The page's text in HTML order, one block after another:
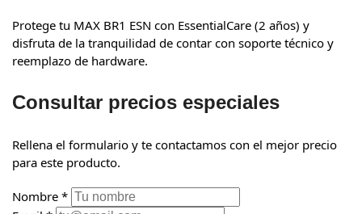
Protege tu MAX BR1 ESN con EssentialCare (2 años) y
disfruta de la tranquilidad de contar con soporte técnico y
reemplazo de hardware.
Consultar precios especiales
Rellena el formulario y te contactamos con el mejor precio
para este producto.
Nombre *